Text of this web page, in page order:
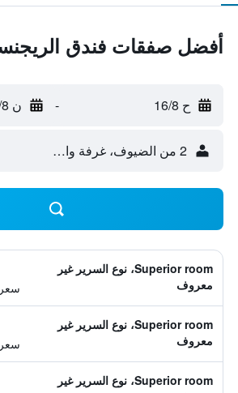
أفضل صفقات فندق
ح 16/8 - ن 17/8
2 من الضيوف، غرفة واحدة
Superior room، نوع السرير غير
معروف
Superior room، نوع السرير غير
معروف
Superior room، نوع السرير غير